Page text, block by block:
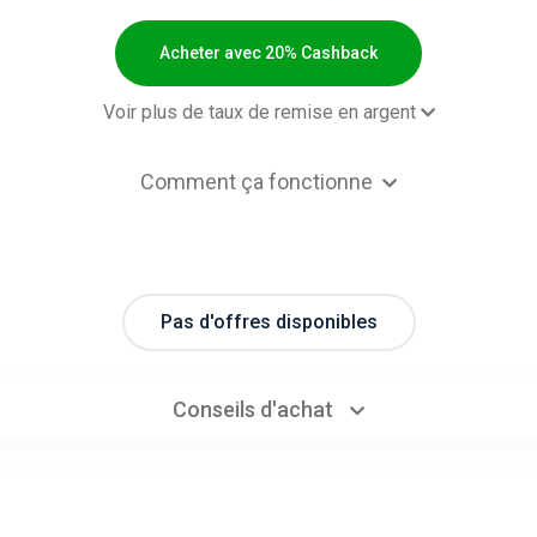
Acheter avec 20% Cashback
Voir plus de taux de remise en argent
Comment ça fonctionne
Pas d'offres disponibles
Conseils d'achat